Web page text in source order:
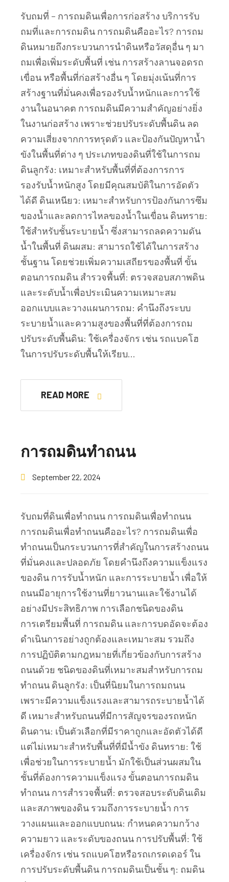
รับถมที่ – การถมดินเพื่อการก่อสร้าง บริการรับ
ถมที่และการถมดิน การถมดินคืออะไร? การถม
ดินหมายถึงกระบวนการนำดินหรือวัสดุอื่น ๆ มา
ถมเพื่อเพิ่มระดับพื้นที่ เช่น การสร้างลานจอดรถ
เขื่อน หรือพื้นที่ก่อสร้างอื่น ๆ โดยมุ่งเน้นที่การ
สร้างฐานที่มั่นคงเพื่อรองรับน้ำหนักและการใช้
งานในอนาคต การถมดินมีความสำคัญอย่างยิ่ง
ในงานก่อสร้าง เพราะช่วยปรับระดับพื้นดิน ลด
ความเสี่ยงจากการทรุดตัว และป้องกันปัญหาน้ำ
ขังในพื้นที่ต่าง ๆ ประเภทของดินที่ใช้ในการถม
ดินลูกรัง: เหมาะสำหรับพื้นที่ที่ต้องการการ
รองรับน้ำหนักสูง โดยมีคุณสมบัติในการอัดตัว
ได้ดี ดินเหนียว: เหมาะสำหรับการป้องกันการซึม
ของน้ำและลดการไหลของน้ำในเขื่อน ดินทราย:
ใช้สำหรับชั้นระบายน้ำ ซึ่งสามารถลดความดัน
น้ำในพื้นที่ ดินผสม: สามารถใช้ได้ในการสร้าง
ชั้นฐาน โดยช่วยเพิ่มความเสถียรของพื้นที่ ขั้น
ตอนการถมดิน สำรวจพื้นที่: ตรวจสอบสภาพดิน
และระดับน้ำเพื่อประเมินความเหมาะสม
ออกแบบและวางแผนการถม: คำนึงถึงระบบ
ระบายน้ำและความสูงของพื้นที่ที่ต้องการถม
ปรับระดับพื้นดิน: ใช้เครื่องจักร เช่น รถแบคโฮ
ในการปรับระดับพื้นให้เรียบ…
READ MORE
การถมดินทำถนน
September 22, 2024
รับถมที่ดินเพื่อทำถนน การถมดินเพื่อทำถนน
การถมดินเพื่อทำถนนคืออะไร? การถมดินเพื่อ
ทำถนนเป็นกระบวนการที่สำคัญในการสร้างถนน
ที่มั่นคงและปลอดภัย โดยคำนึงถึงความแข็งแรง
ของดิน การรับน้ำหนัก และการระบายน้ำ เพื่อให้
ถนนมีอายุการใช้งานที่ยาวนานและใช้งานได้
อย่างมีประสิทธิภาพ การเลือกชนิดของดิน
การเตรียมพื้นที่ การถมดิน และการบดอัดจะต้อง
ดำเนินการอย่างถูกต้องและเหมาะสม รวมถึง
การปฏิบัติตามกฎหมายที่เกี่ยวข้องกับการสร้าง
ถนนด้วย ชนิดของดินที่เหมาะสมสำหรับการถม
ทำถนน ดินลูกรัง: เป็นที่นิยมในการถมถนน
เพราะมีความแข็งแรงและสามารถระบายน้ำได้
ดี เหมาะสำหรับถนนที่มีการสัญจรของรถหนัก
ดินดาน: เป็นตัวเลือกที่มีราคาถูกและอัดตัวได้ดี
แต่ไม่เหมาะสำหรับพื้นที่ที่มีน้ำขัง ดินทราย: ใช้
เพื่อช่วยในการระบายน้ำ มักใช้เป็นส่วนผสมใน
ชั้นที่ต้องการความแข็งแรง ขั้นตอนการถมดิน
ทำถนน การสำรวจพื้นที่: ตรวจสอบระดับดินเดิม
และสภาพของดิน รวมถึงการระบายน้ำ การ
วางแผนและออกแบบถนน: กำหนดความกว้าง
ความยาว และระดับของถนน การปรับพื้นที่: ใช้
เครื่องจักร เช่น รถแบคโฮหรือรถเกรดเดอร์ ใน
การปรับระดับพื้นดิน การถมดินเป็นชั้น ๆ: ถมดิน